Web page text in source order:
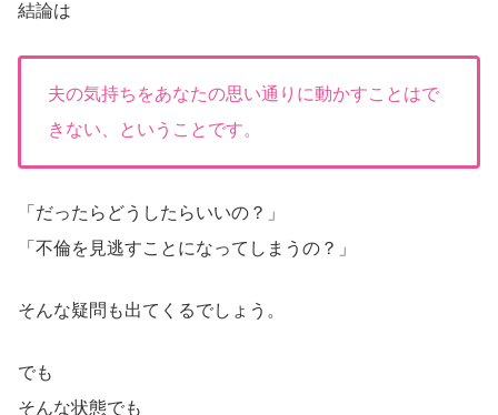
結論は
夫の気持ちをあなたの思い通りに動かすことはで
きない、ということです。
「だったらどうしたらいいの？」
「不倫を見逃すことになってしまうの？」
そんな疑問も出てくるでしょう。
でも
そんな状態でも